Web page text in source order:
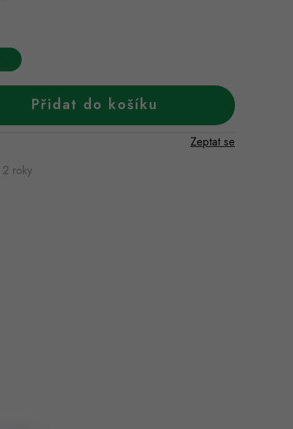
Přidat do košíku
2 roky
Zeptat se